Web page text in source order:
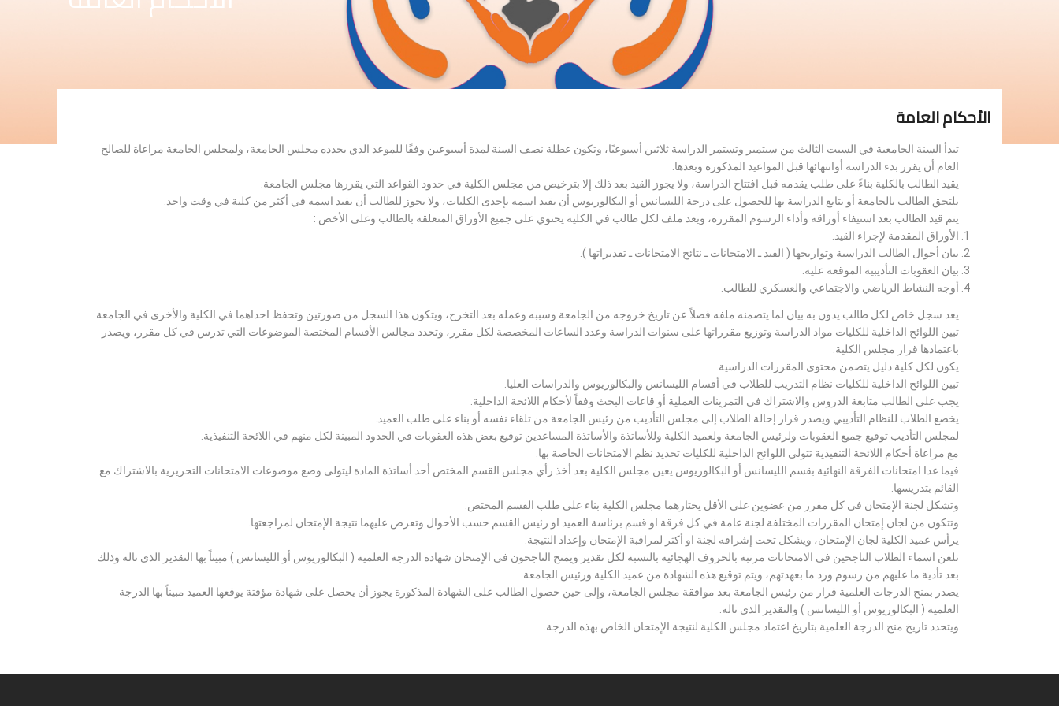
الأحكام العامة
تبدأ السنة الجامعية في السبت الثالث من سبتمبر وتستمر الدراسة ثلاثين أسبوعيًا، وتكون عطلة نصف السنة لمدة أسبوعين وفقًا للموعد الذي يحدده مجلس الجامعة، ولمجلس الجامعة مراعاة للصالح
العام أن يقرر بدء الدراسة أوانتهائها قبل المواعيد المذكورة وبعدها.
يقيد الطالب بالكلية بناءً على طلب يقدمه قبل افتتاح الدراسة، ولا يجوز القيد بعد ذلك إلا بترخيص من مجلس الكلية في حدود القواعد التي يقررها مجلس الجامعة.
يلتحق الطالب بالجامعة أو يتابع الدراسة بها للحصول على درجة الليسانس أو البكالوريوس أن يقيد اسمه بإحدى الكليات، ولا يجوز للطالب أن يقيد اسمه في أكثر من كلية في وقت واحد.
يتم قيد الطالب بعد استيفاء أوراقه وأداء الرسوم المقررة، ويعد ملف لكل طالب في الكلية يحتوي على جميع الأوراق المتعلقة بالطالب وعلى الأخص :
الأوراق المقدمة لإجراء القيد.
بيان أحوال الطالب الدراسية وتواريخها ( القيد ـ الامتحانات ـ نتائح الامتحانات ـ تقديراتها ).
بيان العقوبات التأديبية الموقعة عليه.
أوجه النشاط الرياضي والاجتماعي والعسكري للطالب.
يعد سجل خاص لكل طالب يدون به بيان لما يتضمنه ملفه فضلاً عن تاريخ خروجه من الجامعة وسببه وعمله بعد التخرج، ويتكون هذا السجل من صورتين وتحفظ احداهما في الكلية والأخرى في الجامعة.
تبين اللوائح الداخلية للكليات مواد الدراسة وتوزيع مقرراتها على سنوات الدراسة وعدد الساعات المخصصة لكل مقرر، وتحدد مجالس الأقسام المختصة الموضوعات التي تدرس في كل مقرر، ويصدر
باعتمادها قرار مجلس الكلية.
يكون لكل كلية دليل يتضمن محتوى المقررات الدراسية.
تبين اللوائح الداخلية للكليات نظام التدريب للطلاب في أقسام الليسانس والبكالوريوس والدراسات العليا.
يجب على الطالب متابعة الدروس والاشتراك في التمرينات العملية أو قاعات البحث وفقاً لأحكام اللائحة الداخلية.
يخضع الطلاب للنظام التأديبي ويصدر قرار إحالة الطلاب إلى مجلس التأديب من رئيس الجامعة من تلقاء نفسه أو بناء على طلب العميد.
لمجلس التأديب توقيع جميع العقوبات ولرئيس الجامعة ولعميد الكلية وللأساتذة والأساتذة المساعدين توقيع بعض هذه العقوبات في الحدود المبينة لكل منهم في اللائحة التنفيذية.
مع مراعاة أحكام اللائحة التنفيذية تتولى اللوائح الداخلية للكليات تحديد نظم الامتحانات الخاصة بها.
فيما عدا امتحانات الفرقة النهائية بقسم الليسانس أو البكالوريوس يعين مجلس الكلية بعد أخذ رأي مجلس القسم المختص أحد أساتذة المادة ليتولى وضع موضوعات الامتحانات التحريرية بالاشتراك مع
القائم بتدريسها.
وتشكل لجنة الإمتحان في كل مقرر من عضوين على الأقل يختارهما مجلس الكلية بناء على طلب القسم المختص.
وتتكون من لجان إمتحان المقررات المختلفة لجنة عامة في كل فرقة او قسم برئاسة العميد او رئيس القسم حسب الأحوال وتعرض عليهما نتيجة الإمتحان لمراجعتها.
يرأس عميد الكلية لجان الإمتحان، ويشكل تحت إشرافه لجنة او أكثر لمراقبة الإمتحان وإعداد النتيجة.
تلعن اسماء الطلاب الناجحين فى الامتحانات مرتبة بالحروف الهجائيه بالنسبة لكل تقدير ويمنح الناجحون في الإمتحان شهادة الدرجة العلمية ( البكالوريوس أو الليسانس ) مبيناً بها التقدير الذي ناله وذلك
بعد تأدية ما عليهم من رسوم ورد ما بعهدتهم، ويتم توقيع هذه الشهادة من عميد الكلية ورئيس الجامعة.
يصدر بمنح الدرجات العلمية قرار من رئيس الجامعة بعد موافقة مجلس الجامعة، وإلى حين حصول الطالب على الشهادة المذكورة يجوز أن يحصل على شهادة مؤقتة يوقعها العميد مبيناً بها الدرجة
العلمية ( البكالوريوس أو الليسانس ) والتقدير الذي ناله.
ويتحدد تاريخ منح الدرجة العلمية بتاريخ اعتماد مجلس الكلية لنتيجة الإمتحان الخاص بهذه الدرجة.